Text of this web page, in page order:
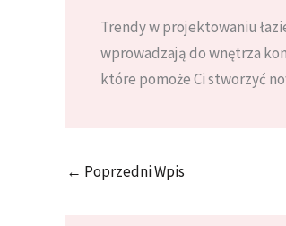
Trendy w projektowaniu
wprowadzają do wnętrza
które pomoże Ci stworzyć
← Poprzedni Wpis